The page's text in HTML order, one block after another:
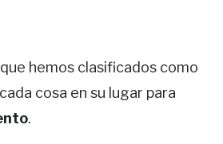
hemos clasificados como
cosa en su lugar para
.